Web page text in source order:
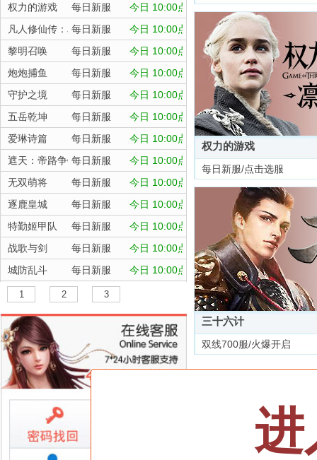
权力的游戏
每日新服
今日 10:00点
凡人修仙传：星海飞驰
每日新服
今日 10:00点
黎明召唤
每日新服
今日 10:00点
炮炮捕鱼
每日新服
今日 10:00点
守护之境
每日新服
今日 10:00点
五岳乾坤
每日新服
今日 10:00点
爱琳诗篇
每日新服
今日 10:00点
遮天：帝路争锋每日新服
今日 10:00点
无双萌将
每日新服
今日 10:00点
逐鹿皇城
每日新服
今日 10:00点
特勤姬甲队
每日新服
今日 10:00点
战歌与剑
每日新服
今日 10:00点
城防乱斗
每日新服
今日 10:00点
航海霸业
每日新服
晴空双子
每日新服
今日 10:00点
深渊契约
今日 10:00点
坠落守望者
每日新服
今日 10:00点
正中靶心
每日新服
神兵奇迹
每日新服
微乐捕鱼千炮版
帕瓦勇者传说 每日新服
1 2 3
权力的游戏
每日新服/点击选服
三十六计
双线700服/火爆开启
仙侠
ABC DEF
天尊传奇进